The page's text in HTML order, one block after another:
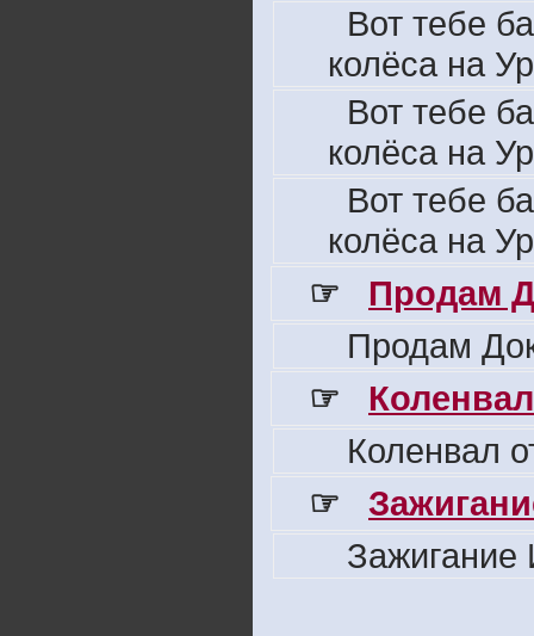
Вот тебе
колёса на
Вот тебе
колёса на
Вот тебе
колёса на
☞
Продам
Продам
☞
Коленвал
☞